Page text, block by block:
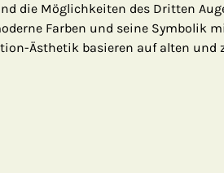
die Möglichkeiten des Dritten
Farben und seine Symbolik
Ästhetik basieren auf alten und